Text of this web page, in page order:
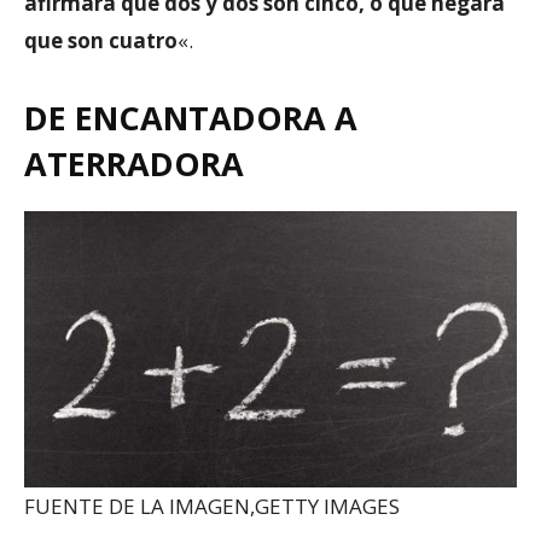
que son cuatro«.
DE ENCANTADORA A
ATERRADORA
FUENTE DE LA IMAGEN,GETTY IMAGES